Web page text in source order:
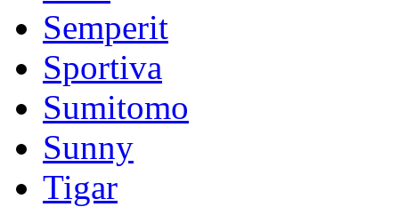
Semperit
Sportiva
Sumitomo
Sunny
Tigar